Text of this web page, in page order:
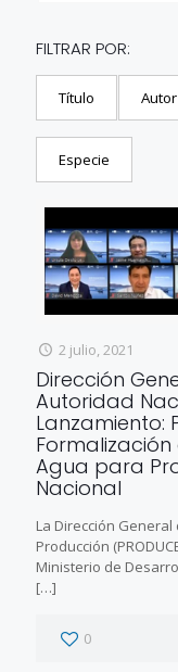
FILTRAR POR:
Título Autor
Especie
2 julio, 2021
Dirección
Autoridad
Lanzamiento:
Agua para
Nacional
La Dirección
Producción
Ministerio de
[…]
0